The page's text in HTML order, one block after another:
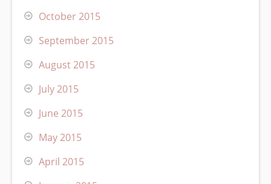
October 2015
September 2015
August 2015
July 2015
June 2015
May 2015
April 2015